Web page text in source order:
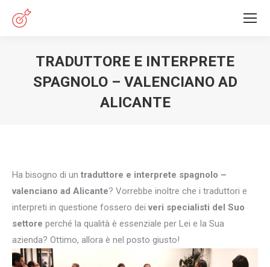
TRADUTTORE E INTERPRETE
SPAGNOLO – VALENCIANO AD
ALICANTE
Ha bisogno di un traduttore e interprete spagnolo –
valenciano ad Alicante? Vorrebbe inoltre che i traduttori e
interpreti in questione fossero dei veri specialisti del Suo
settore perché la qualità è essenziale per Lei e la Sua
azienda? Ottimo, allora è nel posto giusto!